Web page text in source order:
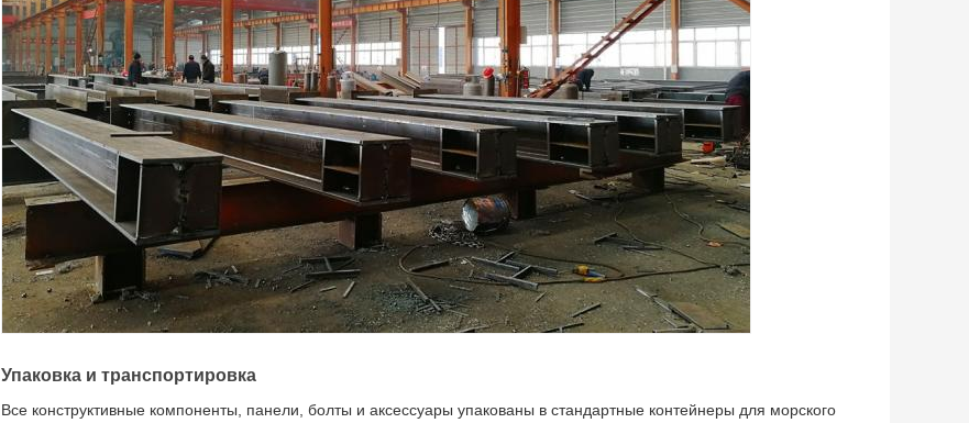
Упаковка и транспортировка
Все конструктивные компоненты, панели, болты и аксессуары упакованы в стандартные контейнеры для морского